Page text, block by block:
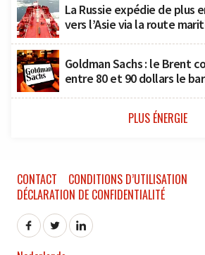
La Russie expédie de plus
vers l’Asie via la route
Goldman Sachs : le Brent
entre 80 et 90 dollars le
PLUS ÉNERGIE
CONTACT
CONDITIONS D’UTILISATION
DÉCLARATION DE CONFIDENTIALITÉ